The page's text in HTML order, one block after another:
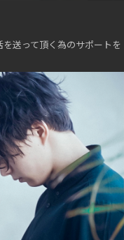
送って頂く為のサポートを